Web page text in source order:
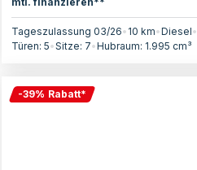
Tageszulassung 03/26• 10 km•Diesel•
Türen: 5•Sitze: 7•Hubraum: 1.995 cm³
-39% Rabatt*